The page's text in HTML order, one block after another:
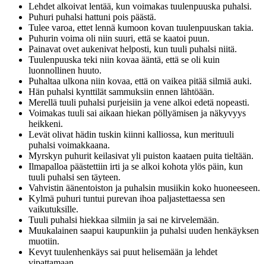
Lehdet alkoivat lentää, kun voimakas tuulenpuuska puhalsi.
Puhuri puhalsi hattuni pois päästä.
Tulee varoa, ettet lennä kumoon kovan tuulenpuuskan takia.
Puhurin voima oli niin suuri, että se kaatoi puun.
Painavat ovet aukenivat helposti, kun tuuli puhalsi niitä.
Tuulenpuuska teki niin kovaa ääntä, että se oli kuin
luonnollinen huuto.
Puhaltaa ulkona niin kovaa, että on vaikea pitää silmiä auki.
Hän puhalsi kynttilät sammuksiin ennen lähtöään.
Merellä tuuli puhalsi purjeisiin ja vene alkoi edetä nopeasti.
Voimakas tuuli sai aikaan hiekan pöllyämisen ja näkyvyys
heikkeni.
Levät olivat hädin tuskin kiinni kalliossa, kun merituuli
puhalsi voimakkaana.
Myrskyn puhurit keilasivat yli puiston kaataen puita tieltään.
Ilmapalloa päästettiin irti ja se alkoi kohota ylös päin, kun
tuuli puhalsi sen täyteen.
Vahvistin äänentoiston ja puhalsin musiikin koko huoneeseen.
Kylmä puhuri tuntui purevan ihoa paljastettaessa sen
vaikutuksille.
Tuuli puhalsi hiekkaa silmiin ja sai ne kirvelemään.
Muukalainen saapui kaupunkiin ja puhalsi uuden henkäyksen
muotiin.
Kevyt tuulenhenkäys sai puut helisemään ja lehdet